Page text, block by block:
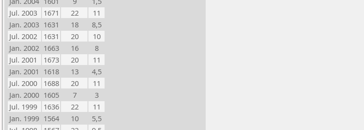
Jul. 2003
1671 22
11
Jan. 2003 1631 18
8,5
Jul. 2002
1631 20
10
Jan. 2002 1663 16
8
Jul. 2001
1673 20
11
Jan. 2001 1618 13
4,5
Jul. 2000
1688 20
11
Jan. 2000 1605 7
3
Jul. 1999
1636 22
11
Jan. 1999 1564 10
5,5